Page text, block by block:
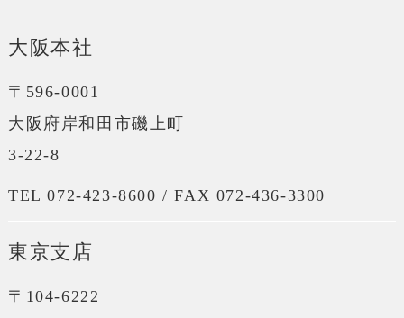
大阪本社
〒596-0001
大阪府岸和田市磯上町
3-22-8
TEL 072-423-8600 / FAX 072-436-3300
東京支店
〒104-6222